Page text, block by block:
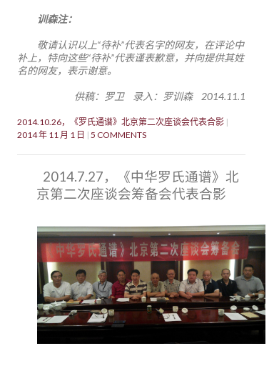
训森注：
敬请认识以上“待补”代表名字的网友，在评论中
补上，特向这些“待补”代表谨表歉意，并向提供其姓
名的网友，表示谢意。
供稿：罗卫 录入：罗训森 2014.11.1
2014.10.26，《罗氏通谱》北京第二次座谈会代表合影
2014 年 11 月 1 日
5 COMMENTS
2014.7.27，《中华罗氏通谱》北
京第二次座谈会筹备会代表合影